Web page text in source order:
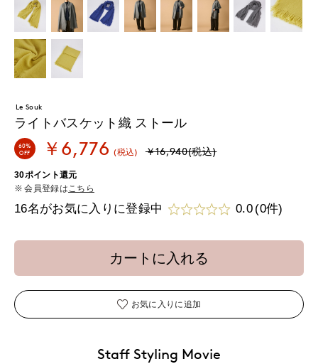
Le Souk
ライトバスケット織 ストール
60%
OFF ￥6,776 (税込) ￥16,940(税込)
30ポイント還元
会員登録は こちら
16名がお気に入りに登録中 0.0 (0件)
カートに入れる
お気に入りに追加
Staff Styling Movie